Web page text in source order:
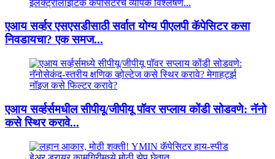
एआय सर्व्हर एसएसडीसाठी सर्वात योग्य पीएलपी कॅपेसिटर कसा
निवडायचा? एक समज...
एआय सर्व्हर्समधील सीपीयू/जीपीयू पॉवर सप्लाय कोंडी सोडवणे: नॅनो
कसे स्थिर करावे...